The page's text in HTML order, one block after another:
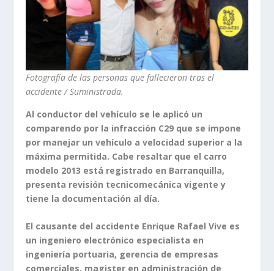
Fotografía de las personas que fallecieron tras el
accidente / Suministrada.
Al conductor del vehículo se le aplicó un
comparendo por la infracción C29 que se impone
por manejar un vehículo a velocidad superior a la
máxima permitida. Cabe resaltar que el carro
modelo 2013 está registrado en Barranquilla,
presenta revisión tecnicomecánica vigente y
tiene la documentación al día.
El causante del accidente Enrique Rafael Vive es
un ingeniero electrónico especialista en
ingeniería portuaria, gerencia de empresas
comerciales, magister en administración de